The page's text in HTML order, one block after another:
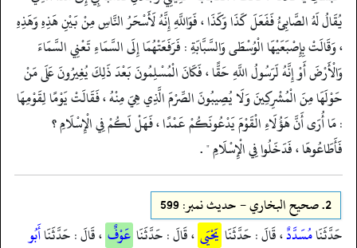
يُقَالُ لَهُ الصَّابِئُ فَفَعَلَ كَذَا وَكَذَا ، فَوَاللَّهِ إِنَّهُ لَأَسْحَرُ النَّاسِ مِنْ بَيْنِ هَذِهِ وَهَذِهِ
، وَقَالَتْ بِإِصْبَعَيْهَا الْوُسْطَى وَالسَّبَّابَةِ : فَرَفَعَتْهُمَا إِلَى السَّمَاءِ تَعْنِي السَّمَاءَ
وَالْأَرْضَ أَوْ إِنَّهُ لَرَسُولُ اللَّهِ حَقًّا ، فَكَانَ الْمُسْلِمُونَ بَعْدَ ذَلِكَ يُغِيرُونَ عَلَى مَنْ
حَوْلَهَا مِنَ الْمُشْرِكِينَ وَلَا يُصِيبُونَ الصِّرْمَ الَّذِي هِيَ مِنْهُ ، فَقَالَتْ يَوْمًا لِقَوْمِهَا
: مَا أُرَى أَنَّ هَؤُلَاءِ الْقَوْمَ يَدْعُونَكُمْ عَمْدًا ، فَهَلْ لَكُمْ فِي الْإِسْلَامِ ؟
فَأَطَاعُوهَا ، فَدَخَلُوا فِي الْإِسْلَامِ " .
2. صحيح البخاري - حدیث نمبر: 599
حَدَّثَنَامُسَدَّدٌ، قَالَ : حَدَّثَنَا يَحْيَى ، قَالَ : حَدَّثَنَا عَوْفٌ ، قَالَ : حَدَّثَنَاأَبُو